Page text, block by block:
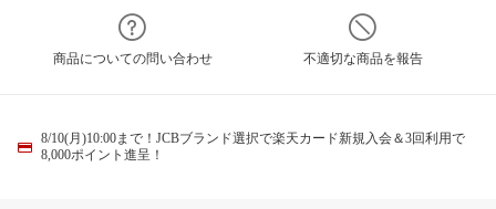
商品についての問い合わせ 不適切な商品を報告
8/10(月)10:00まで！JCBブランド選択で楽天カード新規入会＆3回利用で
8,000ポイント進呈！